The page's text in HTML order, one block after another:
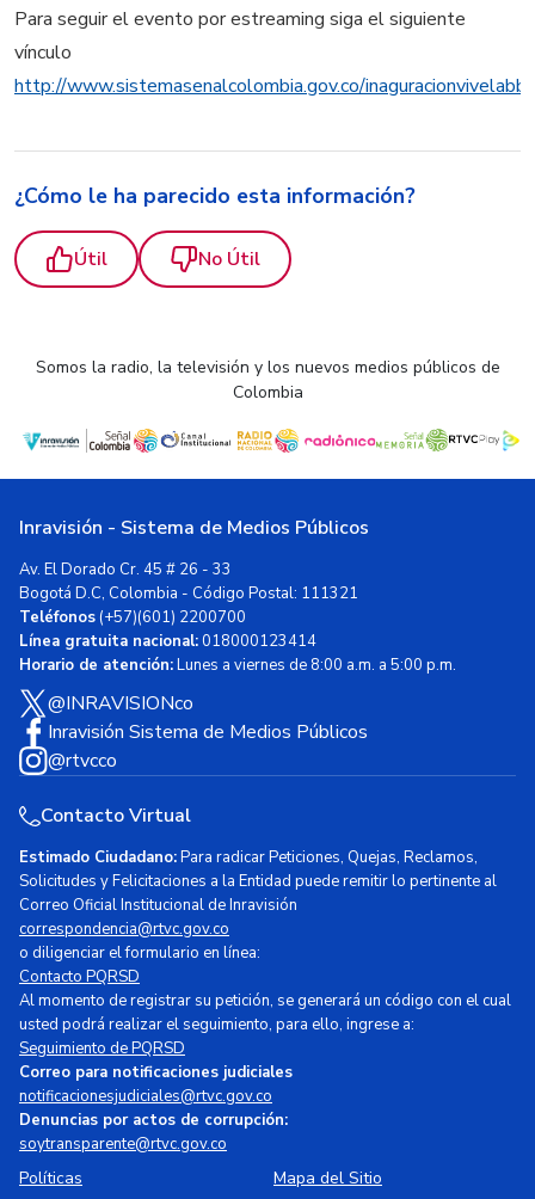
Para seguir el evento por estreaming siga el siguiente
vínculo
http://www.sistemasenalcolombia.gov.co/
¿Cómo le ha parecido esta información?
Útil No Útil
Somos la radio, la televisión y los nuevos medios públicos de
Colombia
Inravisión - Sistema de Medios Públicos
Av. El Dorado Cr. 45 # 26 - 33
Bogotá D.C, Colombia - Código Postal: 111321
Teléfonos(+57)(601) 2200700
Línea gratuita nacional:018000123414
Horario de atención:Lunes a viernes de 8:00 a.m. a 5:00 p.m.
@INRAVISIONco
Inravisión Sistema de Medios Públicos
@rtvcco
Contacto Virtual
Estimado Ciudadano:Para radicar Peticiones, Quejas, Reclamos,
Solicitudes y Felicitaciones a la Entidad puede remitir lo pertinente al
Correo Oficial Institucional de Inravisión
correspondencia@rtvc.gov.co
o diligenciar el formulario en línea:
Contacto PQRSD
Al momento de registrar su petición, se generará un código con el cual
usted podrá realizar el seguimiento, para ello, ingrese a:
Seguimiento de PQRSD
Correo para notificaciones judiciales
notificacionesjudiciales@rtvc.gov.co
Denuncias por actos de corrupción:
soytransparente@rtvc.gov.co
Políticas Mapa del Sitio